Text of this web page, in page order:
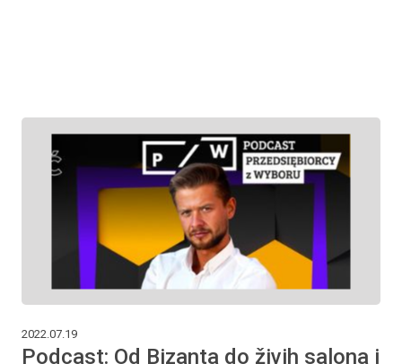
2022.07.19
Podcast: Od Bizanta do živih salona i